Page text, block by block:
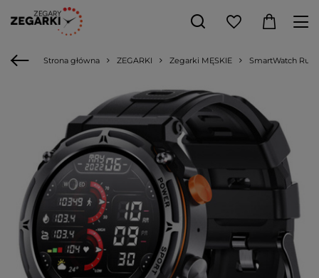
Strona główna ZEGARKI Zegarki MĘSKIE SmartWatch